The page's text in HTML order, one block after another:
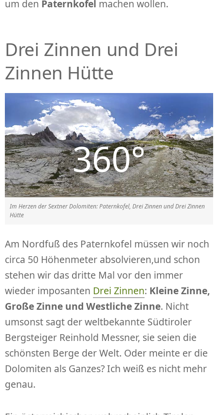
um den Paternkofel machen wollen.
Drei Zinnen und Drei
Zinnen Hütte
Im Herzen der Sextner Dolomiten: Paternkofel, Drei Zinnen und Drei Zinnen
Hütte
Am Nordfuß des Paternkofel müssen wir noch
circa 50 Höhenmeter absolvieren,und schon
stehen wir das dritte Mal vor den immer
wieder imposanten Drei Zinnen: Kleine Zinne,
Große Zinne und Westliche Zinne. Nicht
umsonst sagt der weltbekannte Südtiroler
Bergsteiger Reinhold Messner, sie seien die
schönsten Berge der Welt. Oder meinte er die
Dolomiten als Ganzes? Ich weiß es nicht mehr
genau.